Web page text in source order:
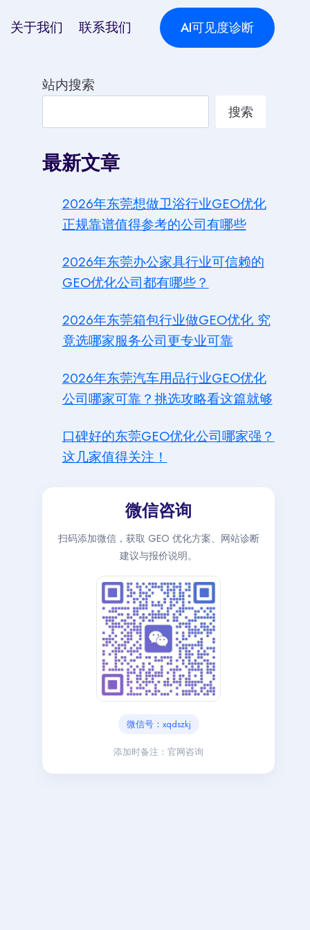
关于我们 联系我们 AI可见度诊断
站内搜索
搜索
最新文章
2026年东莞想做卫浴行业GEO优化
正规靠谱值得参考的公司有哪些
2026年东莞办公家具行业可信赖的
GEO优化公司都有哪些？
2026年东莞箱包行业做GEO优化 究
竟选哪家服务公司更专业可靠
2026年东莞汽车用品行业GEO优化
公司哪家可靠？挑选攻略看这篇就够
口碑好的东莞GEO优化公司哪家强？
这几家值得关注！
微信咨询
扫码添加微信，获取 GEO 优化方案、网站诊断
建议与报价说明。
微信号：xqdszkj
添加时备注：官网咨询